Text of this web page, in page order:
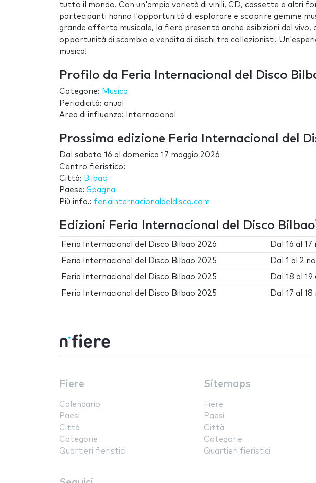
tutto il mondo. Con un'ampia varietà di vinili, CD, cassette e altri
partecipanti hanno l'opportunità di esplorare e scoprire gemme
grande offerta musicale, la fiera presenta anche esibizioni dal
opportunità di scambio e vendita di dischi tra collezionisti.
musica!
Profilo da Feria Internacional del Disco
Categorie: Musica
Periodicità: anual
Area di influenza: Internacional
Prossima edizione Feria Internacional del
Dal sabato 16 al domenica 17 maggio 2026
Centro fieristico:
Città: Bilbao
Paese: Spagna
Più info.: feriainternacionaldeldisco.com
Edizioni Feria Internacional del Disco Bilbao
Feria Internacional del Disco Bilbao 2026 Dal16 al17
Feria Internacional del Disco Bilbao 2025 Dal1 al 2
Feria Internacional del Disco Bilbao 2025 Dal18 al
Feria Internacional del Disco Bilbao 2025 Dal17 al18
Fiere
Calendario
Paesi
Città
Categorie
Quartieri fieristici
Sitemaps
Fiere
Paesi
Città
Categorie
Quartieri fieristici